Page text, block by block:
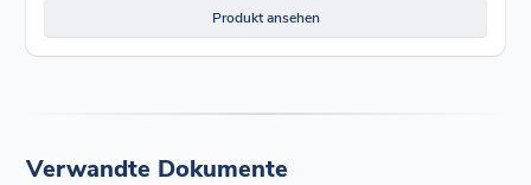
Produkt ansehen
Verwandte Dokumente